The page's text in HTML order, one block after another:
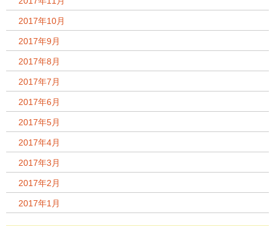
2017年10月
2017年9月
2017年8月
2017年7月
2017年6月
2017年5月
2017年4月
2017年3月
2017年2月
2017年1月